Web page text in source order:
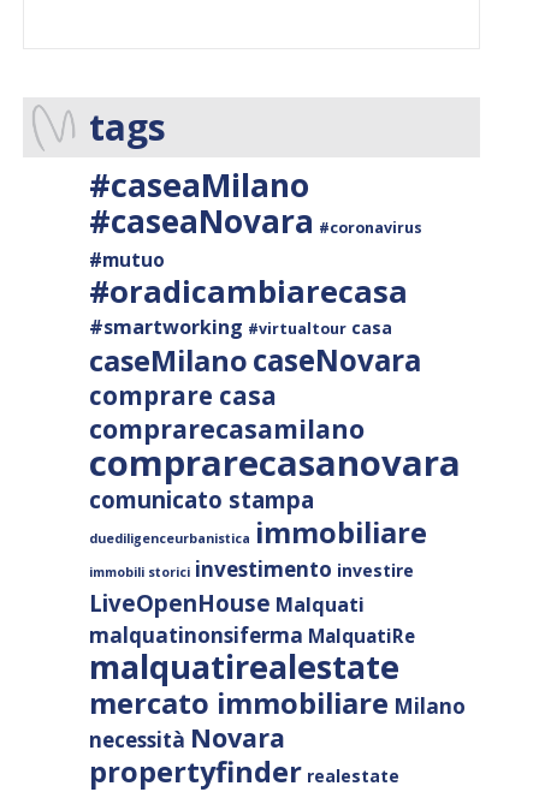
tags
#caseaMilano
#caseaNovara #coronavirus
#mutuo
#oradicambiarecasa
#smartworking #virtualtour casa
caseMilanocaseNovara
comprare casa
comprarecasamilano
comprarecasanovara
comunicato stampa
duediligenceurbanistica immobiliare
immobili storici investimento investire
LiveOpenHouse Malquati
malquatinonsiferma MalquatiRe
malquatirealestate
mercato immobiliare Milano
necessità Novara
propertyfinder realestate